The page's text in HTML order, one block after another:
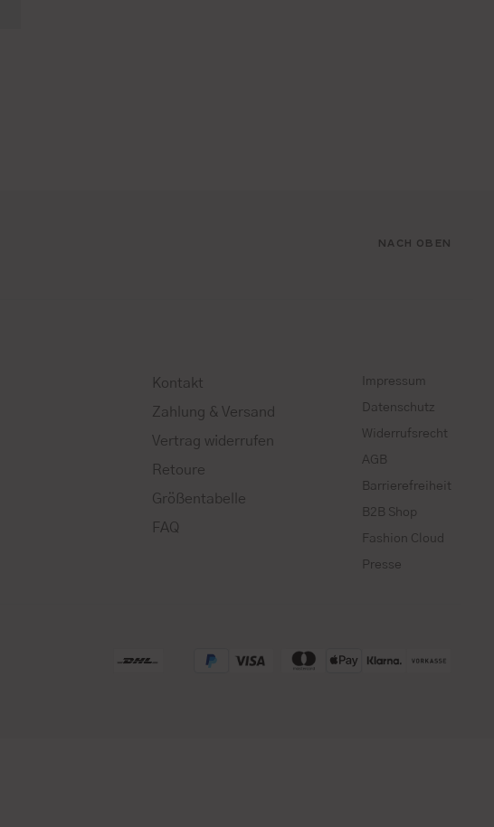
NACH OBEN
Kontakt
Zahlung & Versand
Vertrag widerrufen
Retoure
Größentabelle
FAQ
Impressum
Datenschutz
Widerrufsrecht
AGB
Barrierefreiheit
B2B Shop
Fashion Cloud
Presse